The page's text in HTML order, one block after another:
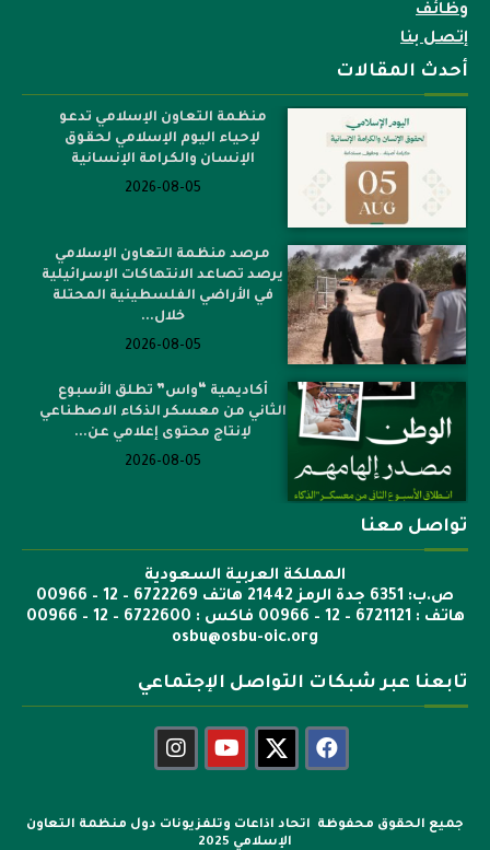
وظائف
إتصل بنا
أحدث المقالات
منظمة التعاون الإسلامي تدعو
لإحياء اليوم الإسلامي لحقوق
الإنسان والكرامة الإنسانية
2026-08-05
مرصد منظمة التعاون الإسلامي
يرصد تصاعد الانتهاكات الإسرائيلية
في الأراضي الفلسطينية المحتلة
خلال...
2026-08-05
أكاديمية “واس” تطلق الأسبوع
الثاني من معسكر الذكاء الاصطناعي
لإنتاج محتوى إعلامي عن...
2026-08-05
تواصل معنا
المملكة العربية السعودية
ص.ب: 6351 جدة الرمز 21442 هاتف 6722269 – 12 – 00966
هاتف : 6721121 – 12 – 00966 فاكس : 6722600 – 12 – 00966
osbu@osbu-oic.org
تابعنا عبر شبكات التواصل الإجتماعي
جميع الحقوق محفوظة اتحاد اذاعات وتلفزيونات دول منظمة التعاون
الإسلامي 2025